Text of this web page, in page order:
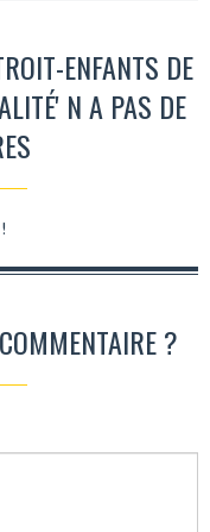
ENFANTS DE
N A PAS DE
?